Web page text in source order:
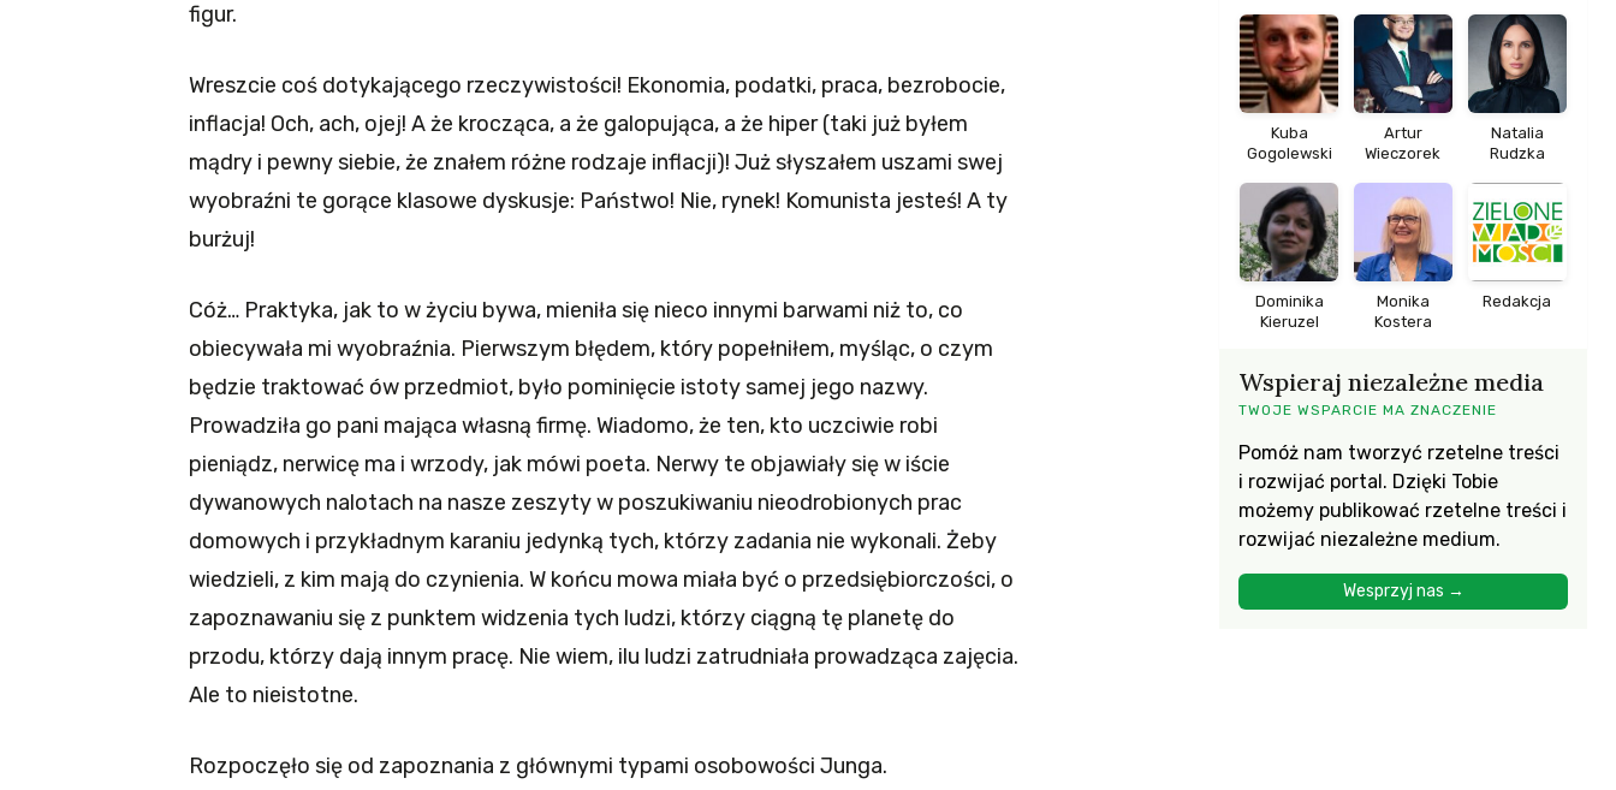
figur.
Wreszcie coś dotykającego rzeczywistości! Ekonomia, podatki, praca, bezrobocie,
inflacja! Och, ach, ojej! A że krocząca, a że galopująca, a że hiper (taki już byłem
mądry i pewny siebie, że znałem różne rodzaje inflacji)! Już słyszałem uszami swej
wyobraźni te gorące klasowe dyskusje: Państwo! Nie, rynek! Komunista jesteś! A ty
burżuj!
Cóż… Praktyka, jak to w życiu bywa, mieniła się nieco innymi barwami niż to, co
obiecywała mi wyobraźnia. Pierwszym błędem, który popełniłem, myśląc, o czym
będzie traktować ów przedmiot, było pominięcie istoty samej jego nazwy.
Prowadziła go pani mająca własną firmę. Wiadomo, że ten, kto uczciwie robi
pieniądz, nerwicę ma i wrzody, jak mówi poeta. Nerwy te objawiały się w iście
dywanowych nalotach na nasze zeszyty w poszukiwaniu nieodrobionych prac
domowych i przykładnym karaniu jedynką tych, którzy zadania nie wykonali. Żeby
wiedzieli, z kim mają do czynienia. W końcu mowa miała być o przedsiębiorczości, o
zapoznawaniu się z punktem widzenia tych ludzi, którzy ciągną tę planetę do
przodu, którzy dają innym pracę. Nie wiem, ilu ludzi zatrudniała prowadząca zajęcia.
Ale to nieistotne.
Rozpoczęło się od zapoznania z głównymi typami osobowości Junga.
Kuba
Gogolewski
Artur
Wieczorek
Natalia
Rudzka
Dominika
Kieruzel
Monika
Kostera
Redakcja
Wspieraj niezależne media
TWOJE WSPARCIE MA ZNACZENIE
Pomóż nam tworzyć rzetelne treści
i rozwijać portal. Dzięki Tobie
możemy publikować rzetelne treści i
rozwijać niezależne medium.
Wesprzyj nas →